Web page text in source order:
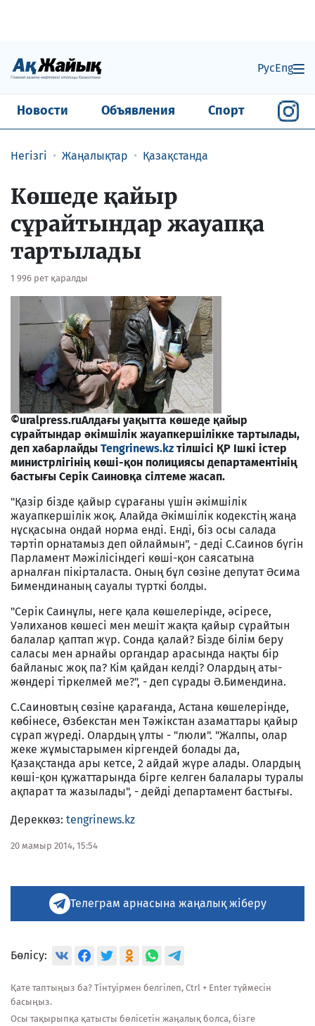
РусEng
Новости Объявления Спорт
Негізгі Жаңалықтар Қазақстанда
Көшеде қайыр
сұрайтындар жауапқа
тартылады
1 996 рет қаралды
©uralpress.ruАлдағы уақытта көшеде қайыр
сұрайтындар әкімшілік жауапкершілікке тартылады,
деп хабарлайды Tengrinews.kz тілшісі ҚР Ішкі істер
министрлігінің көші-қон полициясы департаментінің
бастығы Серік Саиновқа сілтеме жасап.
"Қазір бізде қайыр сұрағаны үшін әкімшілік
жауапкершілік жоқ. Алайда Әкімшілік кодекстің жаңа
нұсқасына ондай норма енді. Енді, біз осы салада
тәртіп орнатамыз деп ойлаймын", - деді С.Саинов бүгін
Парламент Мәжілісіндегі көші-қон саясатына
арналған пікірталаста. Оның бұл сөзіне депутат Әсима
Бимендинаның сауалы түрткі болды.
"Серік Саинұлы, неге қала көшелерінде, әсіресе,
Уәлиханов көшесі мен мешіт жақта қайыр сұрайтын
балалар қаптап жүр. Сонда қалай? Бізде білім беру
саласы мен арнайы органдар арасында нақты бір
байланыс жоқ па? Кім қайдан келді? Олардың аты-
жөндері тіркелмей ме?", - деп сұрады Ә.Бимендина.
С.Саиновтың сөзіне қарағанда, Астана көшелерінде,
көбінесе, Өзбекстан мен Тәжікстан азаматтары қайыр
сұрап жүреді. Олардың ұлты - "люли". "Жалпы, олар
жеке жұмыстарымен кіргендей болады да,
Қазақстанда ары кетсе, 2 айдай жүре алады. Олардың
көші-қон құжаттарында бірге келген балалары туралы
ақпарат та жазылады", - дейді департамент бастығы.
Дереккөз: tengrinews.kz
20 мамыр 2014, 15:54
Телеграм арнасына жаңалық жіберу
Бөлісу:
Қате таптыңыз ба? Тінтуірмен белгілеп, Ctrl + Enter түймесін
басыңыз.
Осы тақырыпқа қатысты бөлісетін жаңалық болса, бізге